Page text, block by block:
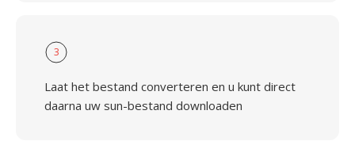
3
Laat het bestand converteren en u kunt direct
daarna uw sun-bestand downloaden